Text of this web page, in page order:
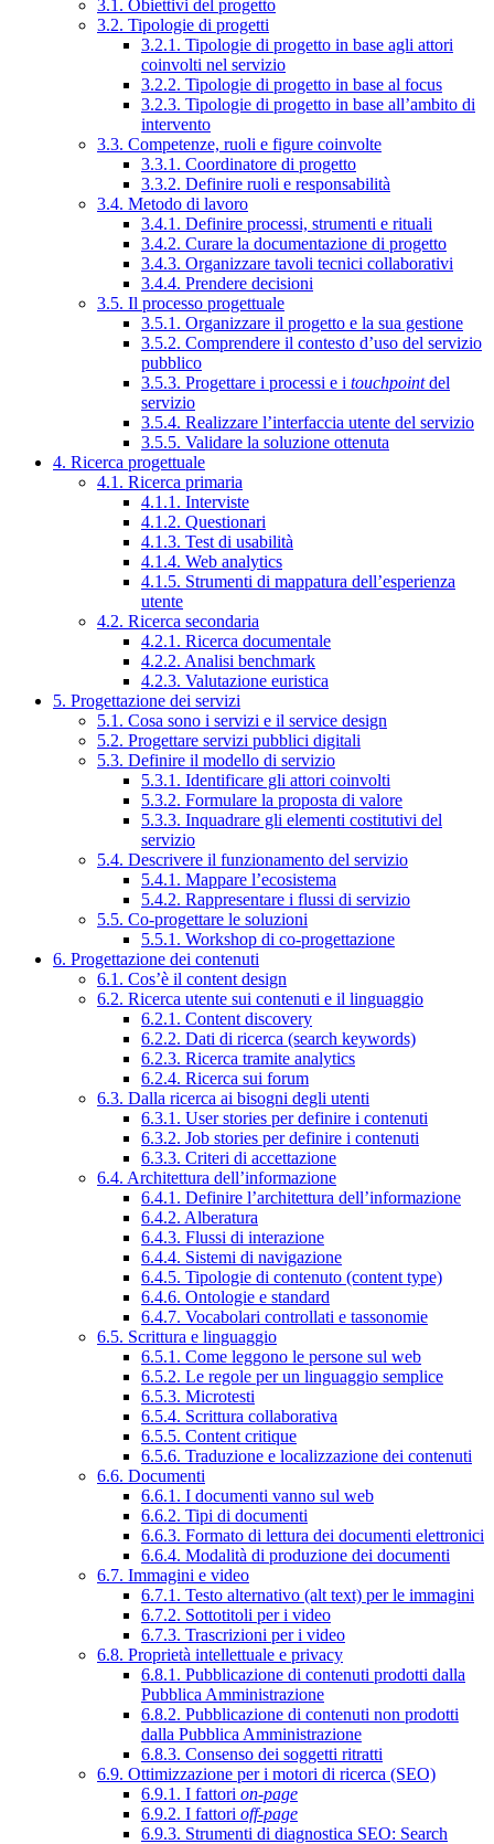
3.1. Obiettivi del progetto
3.2. Tipologie di progetti
3.2.1. Tipologie di progetto in base agli attori
coinvolti nel servizio
3.2.2. Tipologie di progetto in base al focus
3.2.3. Tipologie di progetto in base all’ambito di
intervento
3.3. Competenze, ruoli e figure coinvolte
3.3.1. Coordinatore di progetto
3.3.2. Definire ruoli e responsabilità
3.4. Metodo di lavoro
3.4.1. Definire processi, strumenti e rituali
3.4.2. Curare la documentazione di progetto
3.4.3. Organizzare tavoli tecnici collaborativi
3.4.4. Prendere decisioni
3.5. Il processo progettuale
3.5.1. Organizzare il progetto e la sua gestione
3.5.2. Comprendere il contesto d’uso del servizio
pubblico
3.5.3. Progettare i processi e i touchpointdel
servizio
3.5.4. Realizzare l’interfaccia utente del servizio
3.5.5. Validare la soluzione ottenuta
4. Ricerca progettuale
4.1. Ricerca primaria
4.1.1. Interviste
4.1.2. Questionari
4.1.3. Test di usabilità
4.1.4. Web analytics
4.1.5. Strumenti di mappatura dell’esperienza
utente
4.2. Ricerca secondaria
4.2.1. Ricerca documentale
4.2.2. Analisi benchmark
4.2.3. Valutazione euristica
5. Progettazione dei servizi
5.1. Cosa sono i servizi e il service design
5.2. Progettare servizi pubblici digitali
5.3. Definire il modello di servizio
5.3.1. Identificare gli attori coinvolti
5.3.2. Formulare la proposta di valore
5.3.3. Inquadrare gli elementi costitutivi del
servizio
5.4. Descrivere il funzionamento del servizio
5.4.1. Mappare l’ecosistema
5.4.2. Rappresentare i flussi di servizio
5.5. Co-progettare le soluzioni
5.5.1. Workshop di co-progettazione
6. Progettazione dei contenuti
6.1. Cos’è il content design
6.2. Ricerca utente sui contenuti e il linguaggio
6.2.1. Content discovery
6.2.2. Dati di ricerca (search keywords)
6.2.3. Ricerca tramite analytics
6.2.4. Ricerca sui forum
6.3. Dalla ricerca ai bisogni degli utenti
6.3.1. User stories per definire i contenuti
6.3.2. Job stories per definire i contenuti
6.3.3. Criteri di accettazione
6.4. Architettura dell’informazione
6.4.1. Definire l’architettura dell’informazione
6.4.2. Alberatura
6.4.3. Flussi di interazione
6.4.4. Sistemi di navigazione
6.4.5. Tipologie di contenuto (content type)
6.4.6. Ontologie e standard
6.4.7. Vocabolari controllati e tassonomie
6.5. Scrittura e linguaggio
6.5.1. Come leggono le persone sul web
6.5.2. Le regole per un linguaggio semplice
6.5.3. Microtesti
6.5.4. Scrittura collaborativa
6.5.5. Content critique
6.5.6. Traduzione e localizzazione dei contenuti
6.6. Documenti
6.6.1. I documenti vanno sul web
6.6.2. Tipi di documenti
6.6.3. Formato di lettura dei documenti elettronici
6.6.4. Modalità di produzione dei documenti
6.7. Immagini e video
6.7.1. Testo alternativo (alt text) per le immagini
6.7.2. Sottotitoli per i video
6.7.3. Trascrizioni per i video
6.8. Proprietà intellettuale e privacy
6.8.1. Pubblicazione di contenuti prodotti dalla
Pubblica Amministrazione
6.8.2. Pubblicazione di contenuti non prodotti
dalla Pubblica Amministrazione
6.8.3. Consenso dei soggetti ritratti
6.9. Ottimizzazione per i motori di ricerca (SEO)
6.9.1. I fattori on-page
6.9.2. I fattori off-page
6.9.3. Strumenti di diagnostica SEO: Search